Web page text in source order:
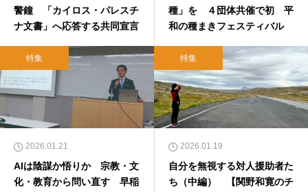
警鐘 「カイロス・パレスチ
ナ文書」へ応答する共同宣言
種」を ４団体共催で初 平
和の種まきフェスティバル
特集
2026.01.21
AIは陰謀か悟りか 宗教・文
化・教育から問い直す 早稲
特集
2026.01.19
自分を無視する対人援助者た
ち（中編） 【関野和寛のチ